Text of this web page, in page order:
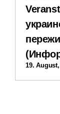
19.